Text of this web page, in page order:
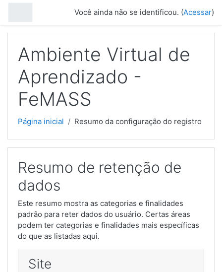
Você ainda não se identificou. (Acessar)
Ambiente Virtual de
Aprendizado -
FeMASS
Página inicial Resumo da configuração do registro
Resumo de retenção de
dados
Este resumo mostra as categorias e finalidades
padrão para reter dados do usuário. Certas áreas
podem ter categorias e finalidades mais específicas
do que as listadas aqui.
Site